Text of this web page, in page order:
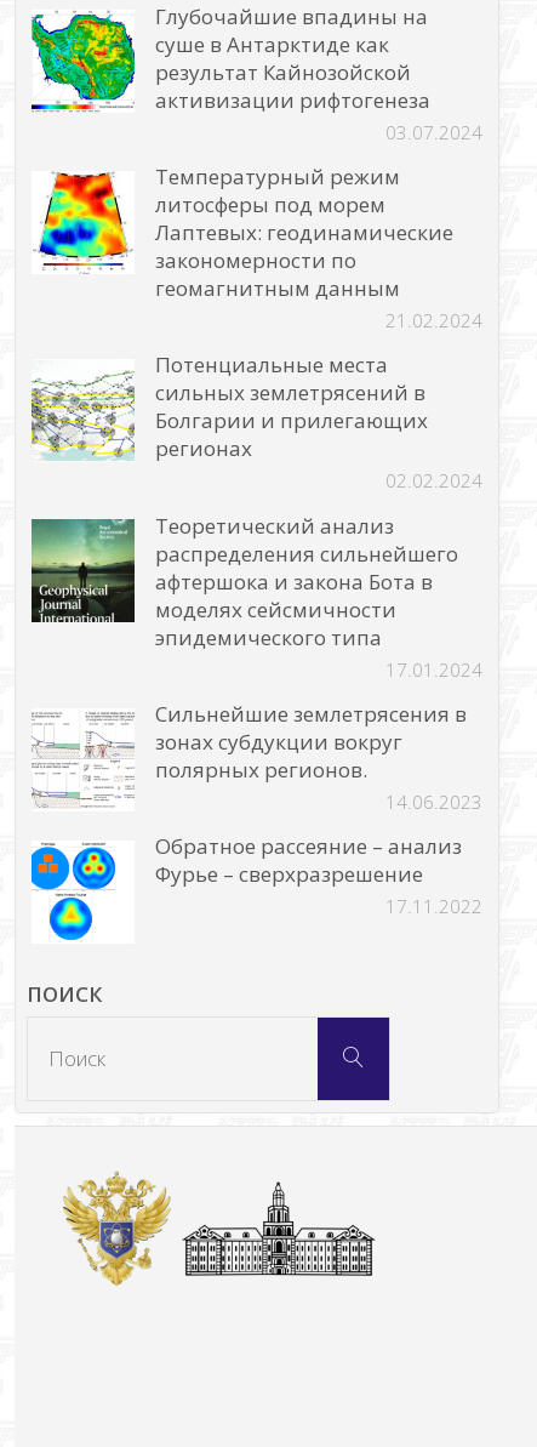
Глубочайшие впадины на
суше в Антарктиде как
результат Кайнозойской
активизации рифтогенеза
03.07.2024
Температурный режим
литосферы под морем
Лаптевых: геодинамические
закономерности по
геомагнитным данным
21.02.2024
Потенциальные места
сильных землетрясений в
Болгарии и прилегающих
регионах
02.02.2024
Теоретический анализ
распределения сильнейшего
афтершока и закона Бота в
моделях сейсмичности
эпидемического типа
17.01.2024
Сильнейшие землетрясения в
зонах субдукции вокруг
полярных регионов.
14.06.2023
Обратное рассеяние – анализ
Фурье – сверхразрешение
17.11.2022
ПОИСК
Поиск